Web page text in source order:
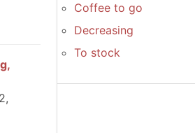
Coffee to go
Decreasing
To stock